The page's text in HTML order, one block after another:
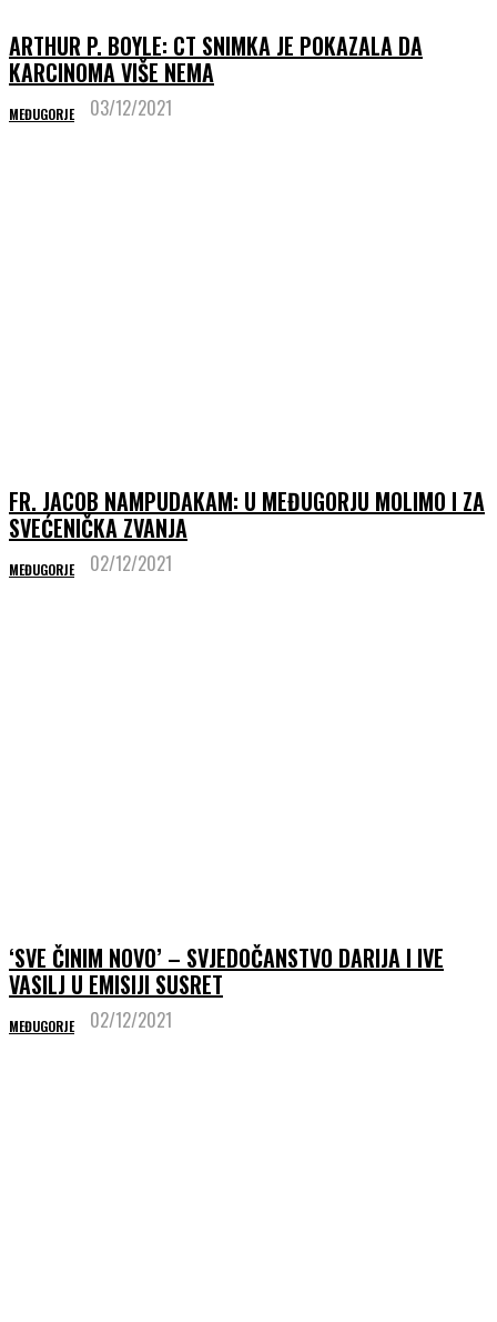
ARTHUR P. BOYLE: CT SNIMKA JE POKAZALA DA
KARCINOMA VIŠE NEMA
MEĐUGORJE 03/12/2021
FR. JACOB NAMPUDAKAM: U MEĐUGORJU MOLIMO I ZA
SVEĆENIČKA ZVANJA
MEĐUGORJE 02/12/2021
‘SVE ČINIM NOVO’ – SVJEDOČANSTVO DARIJA I IVE
VASILJ U EMISIJI SUSRET
MEĐUGORJE 02/12/2021